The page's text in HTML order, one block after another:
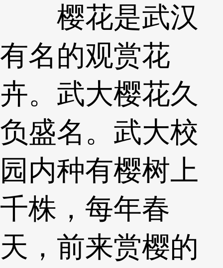
樱花是武汉
有名的观赏花
卉。武大樱花久
负盛名。武大校
园内种有樱树上
千株，每年春
天，前来赏樱的